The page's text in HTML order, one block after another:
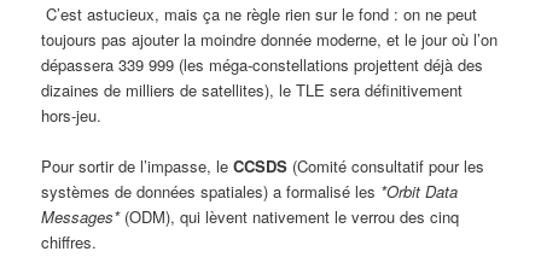
C’est astucieux, mais ça ne règle rien sur le fond : on ne peut
toujours pas ajouter la moindre donnée moderne, et le jour où l’on
dépassera 339 999 (les méga-constellations projettent déjà des
dizaines de milliers de satellites), le TLE sera définitivement
hors-jeu.
Pour sortir de l’impasse, leCCSDS (Comité consultatif pour les
systèmes de données spatiales) a formalisé les *Orbit Data
Messages*(ODM), qui lèvent nativement le verrou des cinq
chiffres.